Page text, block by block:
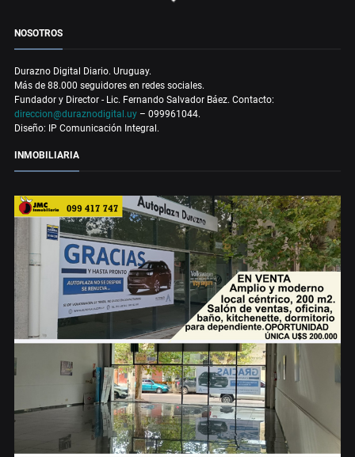
NOSOTROS
Durazno Digital Diario. Uruguay.
Más de 88.000 seguidores en redes sociales.
Fundador y Director - Lic. Fernando Salvador Báez. Contacto:
direccion@duraznodigital.uy – 099961044.
Diseño: IP Comunicación Integral.
INMOBILIARIA